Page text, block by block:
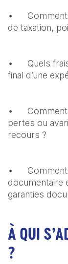
•	Comment comprendre les notions de poids
de taxation,
•	Quels frais annexes peuvent impacter le coût
final d’une
•	Comment constater et gérer les retards,
pertes ou
recours ?
•	Comment émettre et contrôler la liasse
documentaire
garanties
À QUI
?